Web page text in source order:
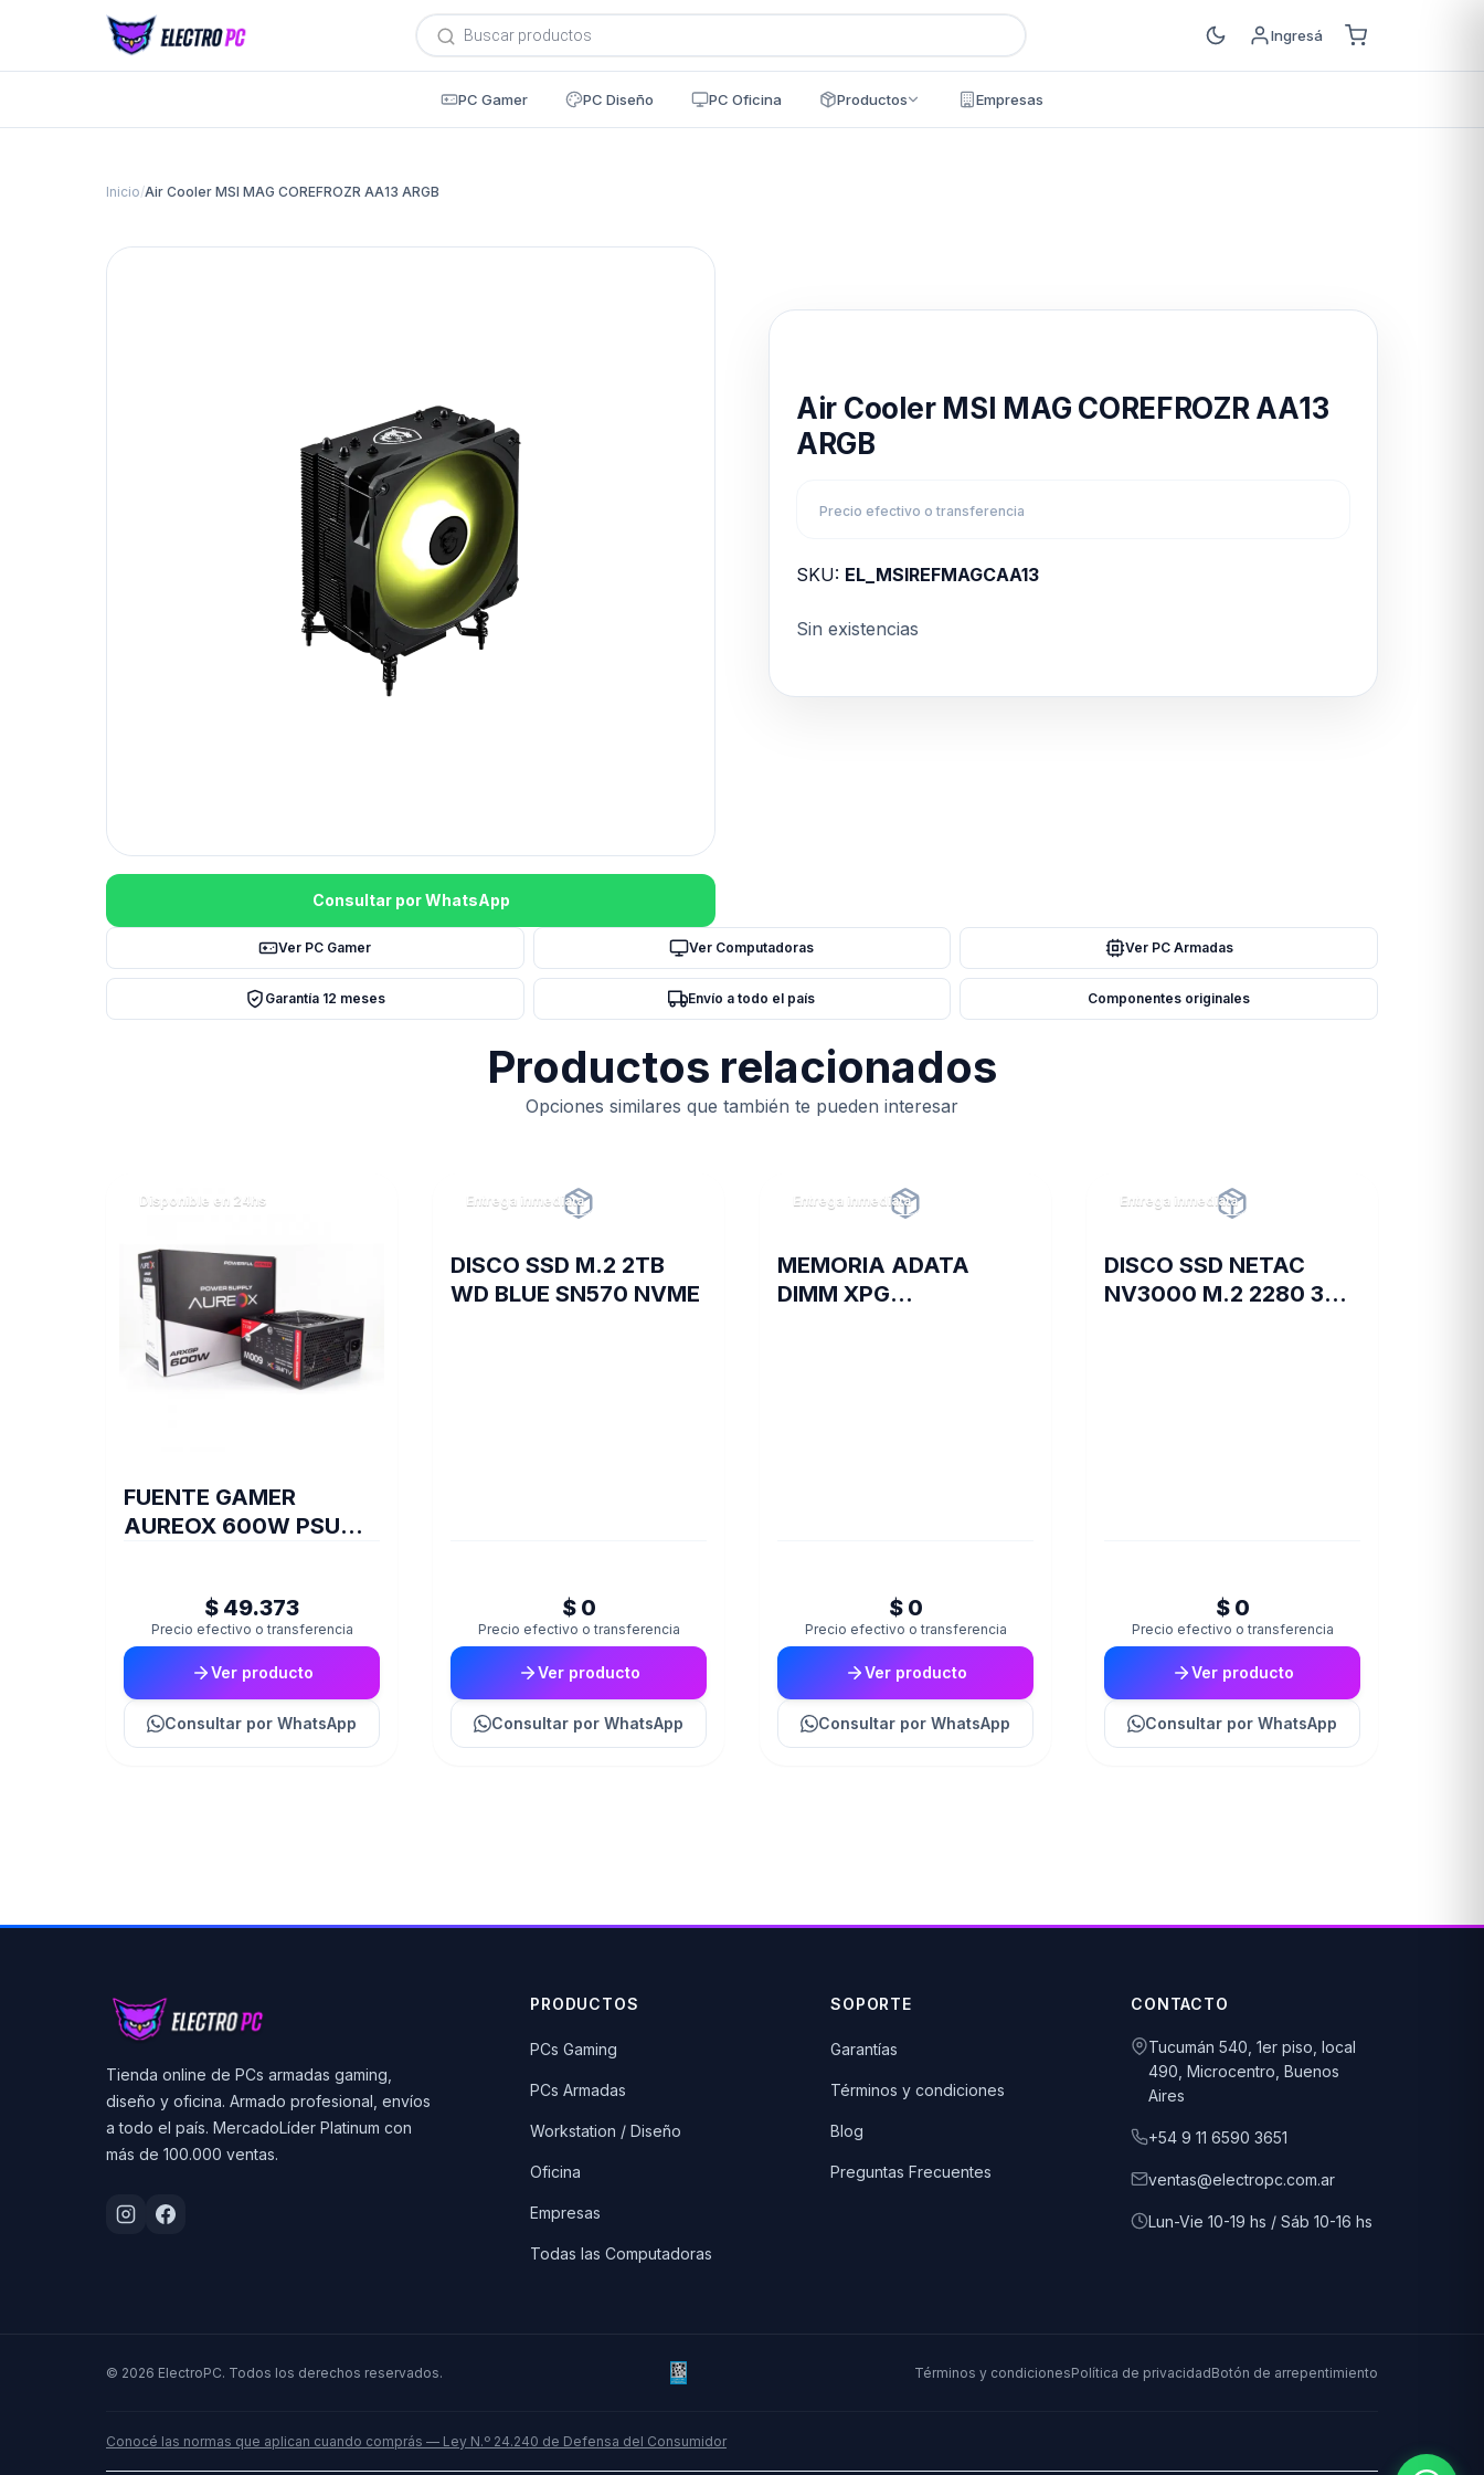
Búsqueda
de
productos
Ingresá
PC Gamer PC Diseño PC Oficina Productos Empresas
Inicio/Air Cooler MSI MAG COREFROZR AA13 ARGB
Consultar por WhatsApp
Air Cooler MSI MAG COREFROZR AA13
ARGB
Precio efectivo o transferencia
SKU: EL_MSIREFMAGCAA13
Sin existencias
Ver PC Gamer Ver Computadoras Ver PC Armadas
Garantía 12 meses Envío a todo el país Componentes originales
Productos relacionados
Opciones similares que también te pueden interesar
Disponible en 24hs
FUENTE GAMER
AUREOX 600W PSU
$ 49.373
Precio efectivo o transferencia
Ver producto
Consultar por WhatsApp
Entrega inmediata
DISCO SSD M.2 2TB
WD BLUE SN570 NVME
$ 0
Precio efectivo o transferencia
Ver producto
Consultar por WhatsApp
Entrega inmediata
MEMORIA ADATA
DIMM XPG
$ 0
Precio efectivo o transferencia
Ver producto
Consultar por WhatsApp
Entrega inmediata
DISCO SSD NETAC
NV3000 M.2 2280 3D
$ 0
Precio efectivo o transferencia
Ver producto
Consultar por WhatsApp
Tienda online de PCs armadas gaming,
diseño y oficina. Armado profesional, envíos
a todo el país. MercadoLíder Platinum con
más de 100.000 ventas.
PRODUCTOS
PCs Gaming
PCs Armadas
Workstation / Diseño
Oficina
Empresas
Todas las Computadoras
SOPORTE
Garantías
Términos y condiciones
Blog
Preguntas Frecuentes
CONTACTO
Tucumán 540, 1er piso, local
490, Microcentro, Buenos
Aires
+54 9 11 6590 3651
ventas@electropc.com.ar
Lun-Vie 10-19 hs / Sáb 10-16 hs
© 2026 ElectroPC. Todos los derechos reservados. Términos y condicionesPolítica de privacidadBotón de arrepentimiento
Conocé las normas que aplican cuando comprás — Ley N.º 24.240 de Defensa del Consumidor